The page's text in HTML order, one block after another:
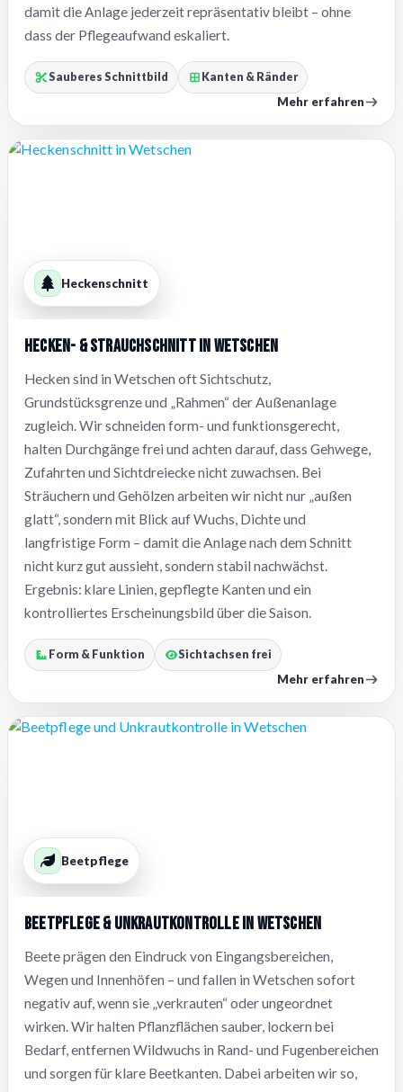
damit die Anlage jederzeit repräsentativ bleibt – ohne
dass der Pflegeaufwand eskaliert.
Sauberes Schnittbild Kanten & Ränder
Mehr erfahren
Heckenschnitt
Hecken- & Strauchschnitt in Wetschen
Hecken sind in Wetschen oft Sichtschutz,
Grundstücksgrenze und „Rahmen“ der Außenanlage
zugleich. Wir schneiden form- und funktionsgerecht,
halten Durchgänge frei und achten darauf, dass Gehwege,
Zufahrten und Sichtdreiecke nicht zuwachsen. Bei
Sträuchern und Gehölzen arbeiten wir nicht nur „außen
glatt“, sondern mit Blick auf Wuchs, Dichte und
langfristige Form – damit die Anlage nach dem Schnitt
nicht kurz gut aussieht, sondern stabil nachwächst.
Ergebnis: klare Linien, gepflegte Kanten und ein
kontrolliertes Erscheinungsbild über die Saison.
Form & Funktion Sichtachsen frei
Mehr erfahren
Beetpflege
Beetpflege & Unkrautkontrolle in Wetschen
Beete prägen den Eindruck von Eingangsbereichen,
Wegen und Innenhöfen – und fallen in Wetschen sofort
negativ auf, wenn sie „verkrauten“ oder ungeordnet
wirken. Wir halten Pflanzflächen sauber, lockern bei
Bedarf, entfernen Wildwuchs in Rand- und Fugenbereichen
und sorgen für klare Beetkanten. Dabei arbeiten wir so,